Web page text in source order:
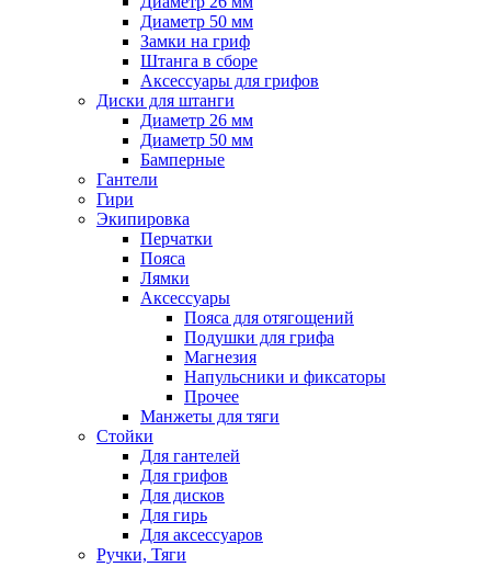
Диаметр 50 мм
Замки на гриф
Штанга в сборе
Аксессуары для грифов
Диски для штанги
Диаметр 26 мм
Диаметр 50 мм
Бамперные
Гантели
Гири
Экипировка
Перчатки
Пояса
Лямки
Аксессуары
Пояса для отягощений
Подушки для грифа
Магнезия
Напульсники и фиксаторы
Прочее
Манжеты для тяги
Стойки
Для гантелей
Для грифов
Для дисков
Для гирь
Для аксессуаров
Ручки, Тяги